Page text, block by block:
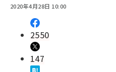
2020年4月28日 10:00
2550
147